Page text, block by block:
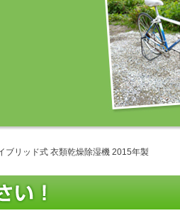
ブリッド式 衣類乾燥除湿機 2015年製